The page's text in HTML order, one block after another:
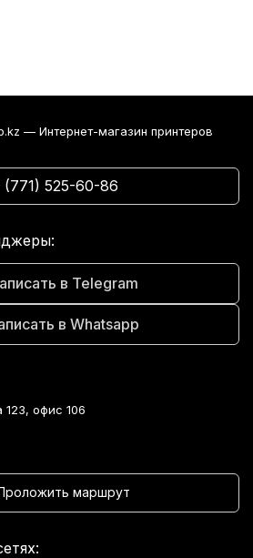
— Интернет-магазин принтеров
(771) 525-60-86
в Telegram
в Whatsapp
123, офис 106
маршрут